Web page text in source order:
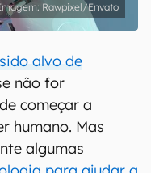
Rawpixel/Envato
alvo de
não for
começar a
humano. Mas
algumas